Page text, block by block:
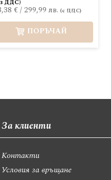
€/299,99 лв.
ПОРЪЧАЙ
За клиенти
Контакти
Условия за връщане